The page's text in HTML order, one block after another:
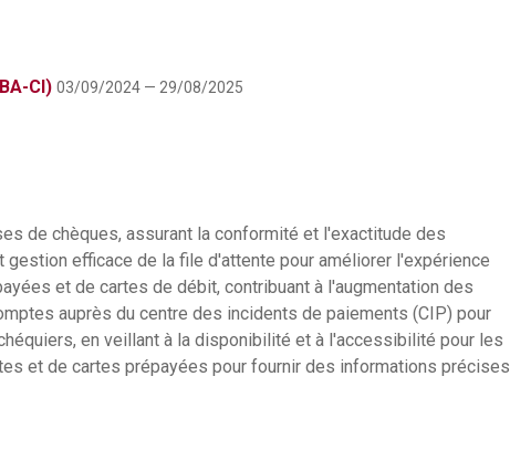
CI) 03/09/2024 — 29/08/2025
de chèques, assurant la conformité et l'exactitude des
efficace de la file d'attente pour améliorer l'expérience
et de cartes de débit, contribuant à l'augmentation des
auprès du centre des incidents de paiements (CIP) pour
en veillant à la disponibilité et à l'accessibilité pour les
et de cartes prépayées pour fournir des informations précises